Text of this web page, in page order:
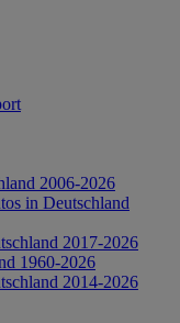
2006-2026
in Deutschland
2017-2026
1960-2026
2014-2026